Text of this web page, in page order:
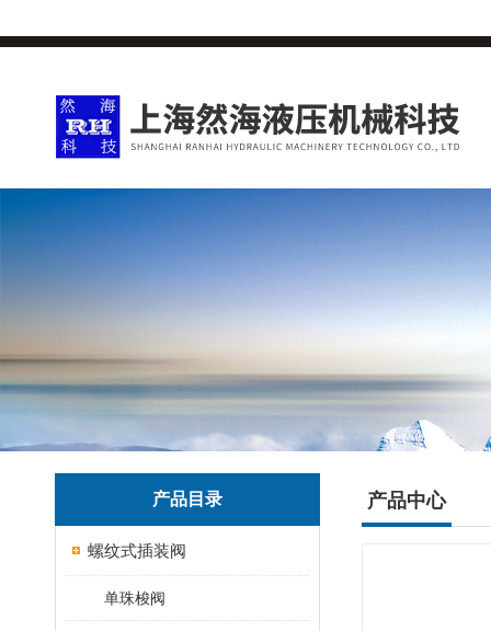
产品目录
螺纹式插装阀
单珠梭阀
产品中心